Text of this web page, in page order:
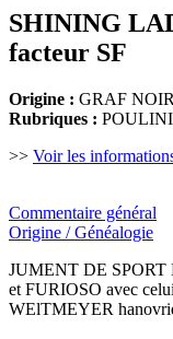
SHINING
facteur SF
Origine : GRAF NOIR
Rubriques :
>> Voir les
Commentaire général
Origine / Généalogie
JUMENT DE SPORT
et FURIOSO avec
WElTMEYER